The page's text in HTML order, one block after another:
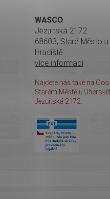
WASCO
Jezuitská 2172
68603, Staré Město u
Hradiště
více informací
Najdete nás také na
Starém Městě u
Jezuitská 2172.